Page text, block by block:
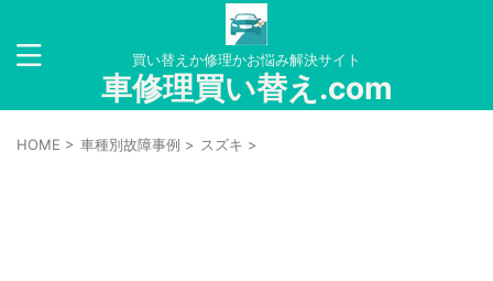
買い替えか修理かお悩み解決サイト
車修理買い替え.com
HOME > 車種別故障事例 > スズキ >